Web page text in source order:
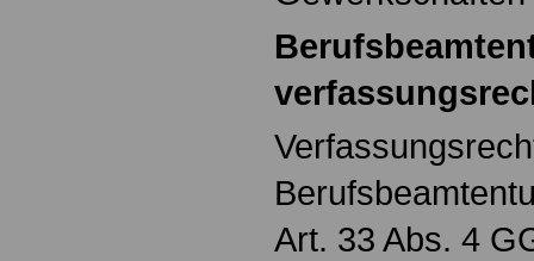
Art. 33 Abs. 4